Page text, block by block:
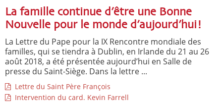
La famille continue d’être une Bonne
Nouvelle pour le monde d’aujourd’hui!
La Lettre du Pape pour la IX Rencontre mondiale des
familles, qui se tiendra à Dublin, en Irlande du 21 au 26
août 2018, a été présentée aujourd’hui en Salle de
presse du Saint-Siège. Dans la lettre ...
Lettre du Saint Père François
Intervention du card. Kevin Farrell